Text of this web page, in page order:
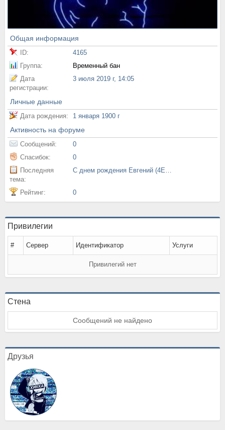
Общая информация
ID:
4165
Группа:
Временный бан
Дата
регистрации:
3 июля 2019 г, 14:05
Личные данные
Дата рождения: 1 января 1900 г
Активность на форуме
Сообщений:
0
Спасибок:
0
Последняя
тема:
С днем рождения Евгений (4EPT)
Рейтинг: 0
Привилегии
# Сервер Идентификатор Услуги
Привилегий нет
Стена
Сообщений не найдено
Друзья